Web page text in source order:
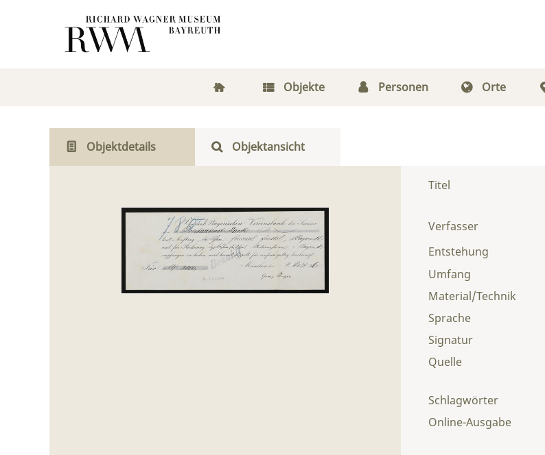
Objekte Personen Orte
Objektdetails Objektansicht
Titel
Verfasser
Entstehung
Umfang
Material/Technik
Sprache
Signatur
Quelle
Schlagwörter
Online-Ausgabe